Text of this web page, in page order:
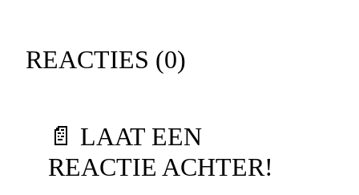
REACTIES (0)
📄 LAAT EEN
REACTIE ACHTER!